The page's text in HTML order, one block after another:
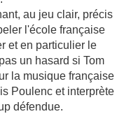
au jeu clair, précis
l'école française
et en particulier le
un hasard si Tom
la musique française
Poulenc et interprète
défendue.